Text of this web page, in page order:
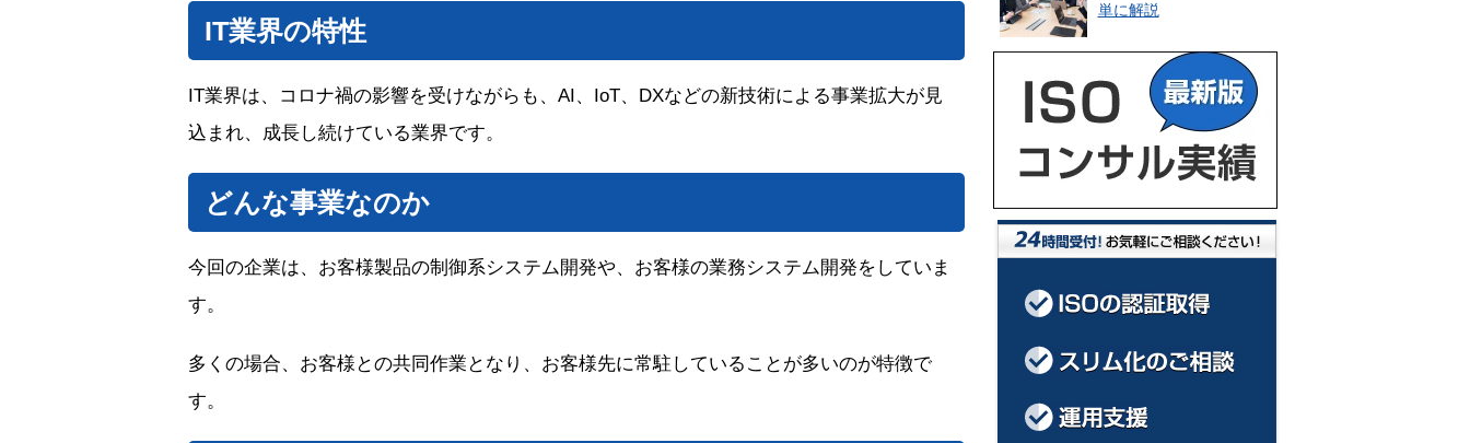
IT業界の特性
IT業界は、コロナ禍の影響を受けながらも、AI、IoT、DXなどの新技術による事業拡大が見
込まれ、成長し続けている業界です。
どんな事業なのか
今回の企業は、お客様製品の制御系システム開発や、お客様の業務システム開発をしていま
す。
多くの場合、お客様との共同作業となり、お客様先に常駐していることが多いのが特徴で
す。
単に解説